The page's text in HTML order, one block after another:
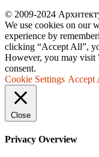
© 2009-2024
We use cookies on our
experience by
clicking “Accept All”,
However, you may visit
consent.
Cookie Settings Accept
Close
Privacy Overview